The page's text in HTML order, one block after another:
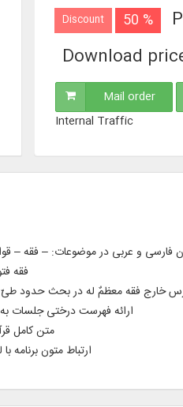
Discount 50 %
Download
Mail order
Internal Traffic
فقه
خارج فقه معظمٌ له در بحث حدود طیّ 100 جلسه به صورت صوتی
ارائه فهرست درختی جلسات
متن کامل
ارتباط متون برنامه